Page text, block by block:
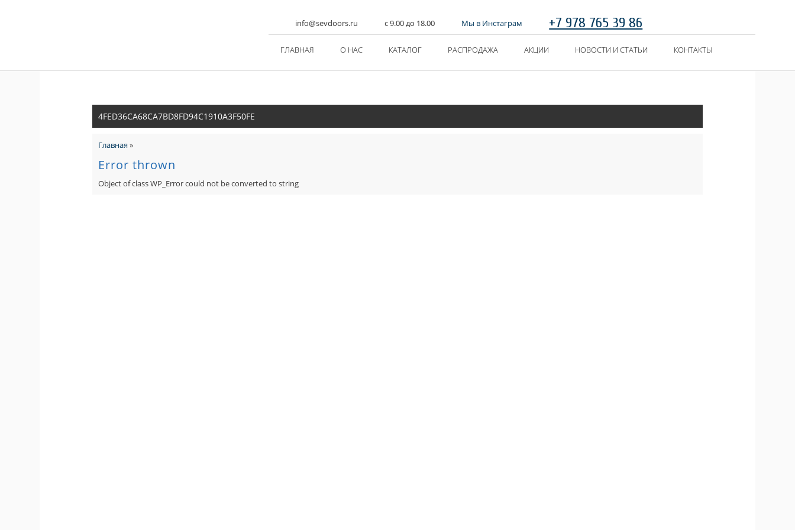
info@sevdoors.ru c 9.00 до 18.00 Мы в Инстаграм +7 978 765 39 86
ГЛАВНАЯ О НАС КАТАЛОГ РАСПРОДАЖА АКЦИИ НОВОСТИ И СТАТЬИ КОНТАКТЫ
4FED36CA68CA7BD8FD94C1910A3F50FE
Главная»
Error thrown
Object of class WP_Error could not be converted to string